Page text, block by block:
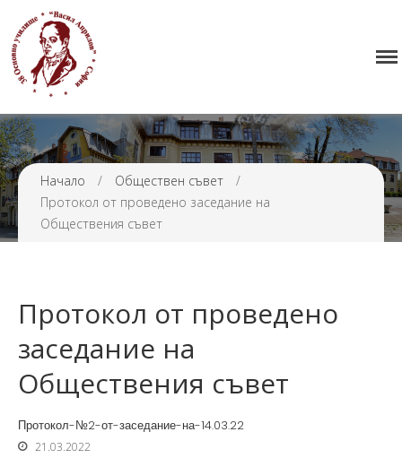
Нормативна уредба
Прием
Проекти и дейности
Седмично разписание
Начало / Обществен съвет
/
Протокол от проведено заседание на
Обществения съвет
Протокол от проведено
заседание на
Обществения съвет
Протокол-№2-от-заседание-на-14.03.22
21.03.2022